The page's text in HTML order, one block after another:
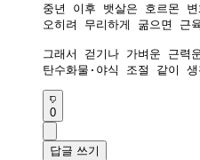
중년 이후 뱃살은 호르몬
오히려 무리하게 굶으면
그래서 걷기나 가벼운 근력
탄수화물·야식 조절 같이
0
답글 쓰기